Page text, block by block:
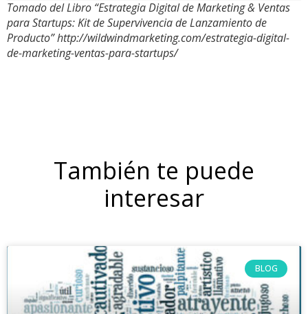
Tomado del Libro “Estrategia Digital de Marketing & Ventas
para Startups: Kit de Supervivencia de Lanzamiento de
Producto” http://wildwindmarketing.com/estrategia-digital-
de-marketing-ventas-para-startups/
También te puede
interesar
BLOG